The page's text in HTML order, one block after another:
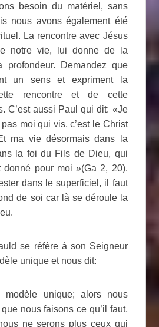
besoin du matériel, sans
nous avons également été
La rencontre avec Jésus
notre vie, lui donne de la
profondeur. Demandez que
un sens et expriment la
rencontre et de cette
C’est aussi Paul qui dit: «Je
moi qui vis, c’est le Christ
ma vie désormais dans la
la foi du Fils de Dieu, qui
donné pour moi »(Ga 2, 20).
dans le superficiel, il faut
de soi car là se déroule la
se réfère à son Seigneur
unique et nous dit:
modèle unique; alors nous
nous faisons ce qu’il faut,
ne serons plus ceux qui